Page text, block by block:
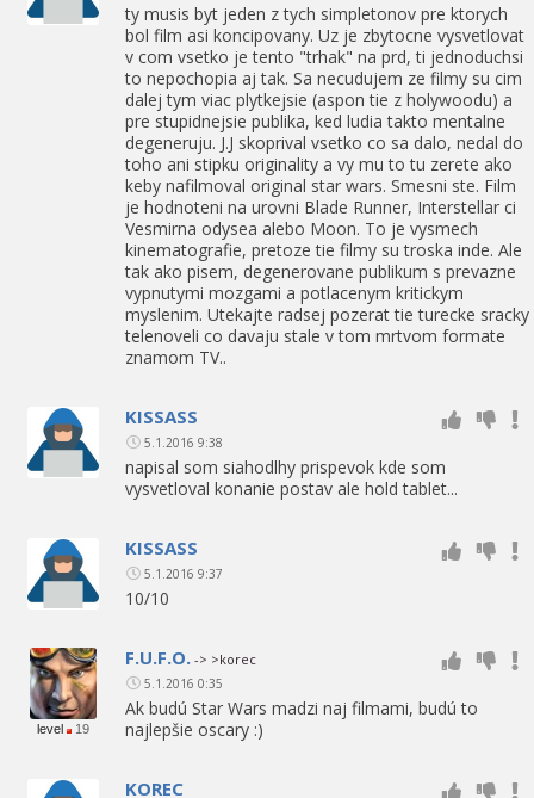
ty musis byt jeden z tych simpletonov pre ktorych
bol film asi koncipovany. Uz je zbytocne vysvetlovat
v com vsetko je tento "trhak" na prd, ti jednoduchsi
to nepochopia aj tak. Sa necudujem ze filmy su cim
dalej tym viac plytkejsie (aspon tie z holywoodu) a
pre stupidnejsie publika, ked ludia takto mentalne
degeneruju. J.J skoprival vsetko co sa dalo, nedal do
toho ani stipku originality a vy mu to tu zerete ako
keby nafilmoval original star wars. Smesni ste. Film
je hodnoteni na urovni Blade Runner, Interstellar ci
Vesmirna odysea alebo Moon. To je vysmech
kinematografie, pretoze tie filmy su troska inde. Ale
tak ako pisem, degenerovane publikum s prevazne
vypnutymi mozgami a potlacenym kritickym
myslenim. Utekajte radsej pozerat tie turecke sracky
telenoveli co davaju stale v tom mrtvom formate
znamom TV..
KISSASS
5.1.2016 9:38
napisal som siahodlhy prispevok kde som
vysvetloval konanie postav ale hold tablet...
KISSASS
5.1.2016 9:37
10/10
level 19
F.U.F.O. -> >korec
5.1.2016 0:35
Ak budú Star Wars madzi naj filmami, budú to
najlepšie oscary :)
KOREC